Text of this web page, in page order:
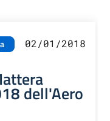
02/01/2018
dell'Aero